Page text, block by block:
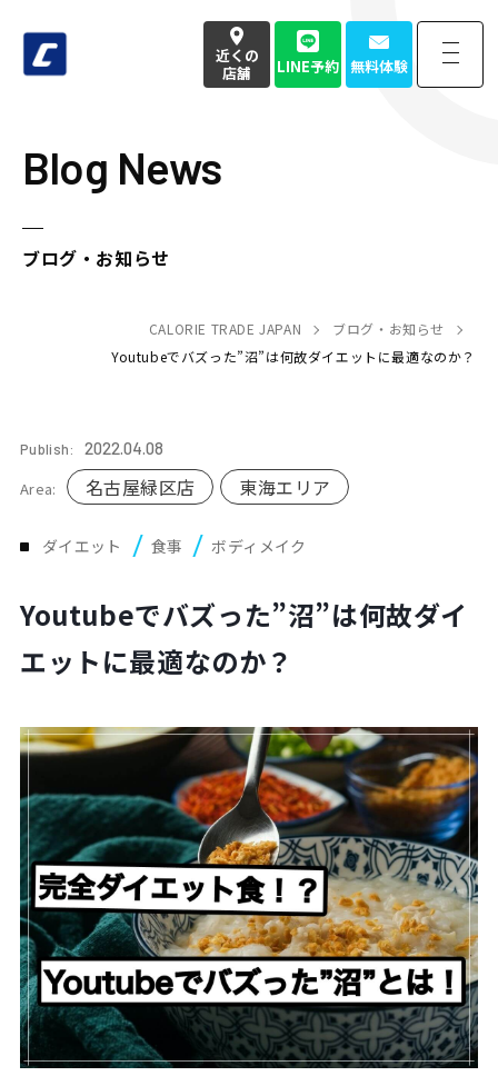
近くの
店舗
050-3177-4904
受付時間 9:00〜18:00定休日 土日祝
Strength 強み・特徴
Plan プラン・料金表
Case お客様事例
FAQ よくあるご質問
Store
Contact 体験レッスン申し込み
Company 運営会社情報
Franchise フランチャイズ加盟店募集
近くの
店舗
LINE予約 無料体験
Blog News
ブログ・お知らせ
CALORIE TRADE JAPAN
ブログ・お知らせ
Youtubeでバズった”沼”は何故ダイエットに最適なのか？
Publish: 2022.04.08
Area: 名古屋緑区店 東海エリア
ダイエット 食事 ボディメイク
Youtubeでバズった”沼”は何故ダイ
エットに最適なのか？